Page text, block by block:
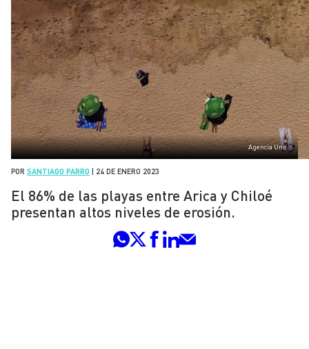
Agencia Uno
POR SANTIAGO PARRO 24 DE ENERO 2023
El 86% de las playas entre Arica y Chiloé
presentan altos niveles de erosión.